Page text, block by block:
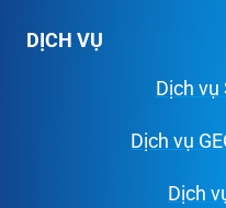
DỊCH VỤ
Dịch vụ
Dịch vụ
Dịch